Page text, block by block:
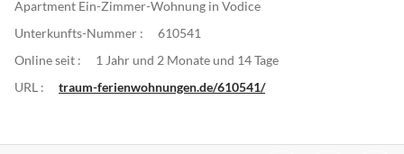
Apartment Ein-Zimmer-Wohnung in Vodice
Unterkunfts-Nummer :
610541
Online seit :
1 Jahr und 2 Monate und 14 Tage
URL :
traum-ferienwohnungen.de/610541/